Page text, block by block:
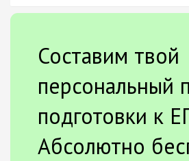
Составим твой
персональный
подготовки к
Абсолютно